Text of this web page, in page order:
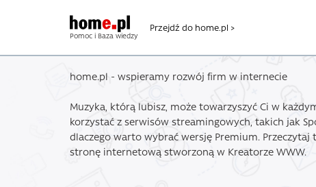
Pomoc i Baza wiedzy
Przejdź do home.pl >
home.pl - wspieramy rozwój firm w internecie
Muzyka, którą lubisz, może towarzyszyć Ci w
korzystać z serwisów streamingowych, takich jak
dlaczego warto wybrać wersję Premium. Przeczytaj
stronę internetową stworzoną w Kreatorze WWW.